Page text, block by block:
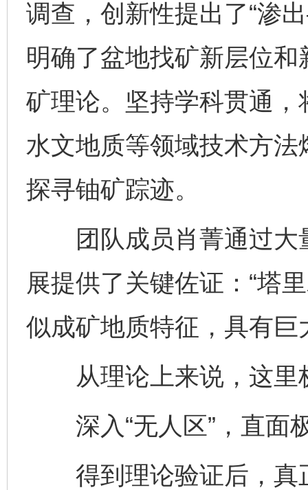
调查，创新性提出了“渗
明确了盆地找矿新层位
矿理论。坚持学科贯通
水文地质等领域技术方法
探寻铀矿踪迹。
团队成员肖菁通过大
展提供了关键佐证：“塔
似成矿地质特征，具有巨
从理论上来说，这里
深入“无人区”，直面
得到理论验证后，真